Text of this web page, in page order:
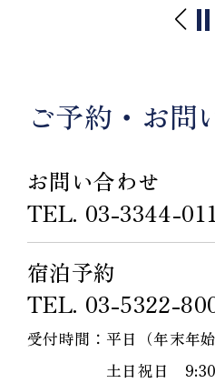
ご予約・お問
お問い合わせ
TEL. 03-3344-
宿泊予約
TEL. 03-5322-
受付時間：平日（年末年
土日祝日 9:30